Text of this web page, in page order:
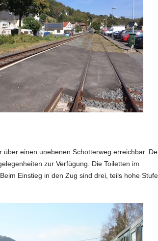
einen unebenen Schotterweg erreichbar.
zur Verfügung. Die Toiletten im
Einstieg in den Zug sind drei, teils hohe